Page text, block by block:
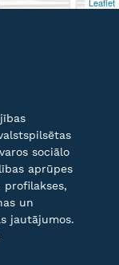
sociālo
aprūpes
profilakses,
un
jautājumos.